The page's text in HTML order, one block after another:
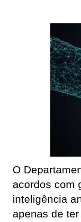
O
acordos com
inteligência
apenas de